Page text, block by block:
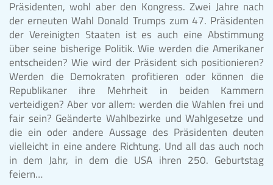
Präsidenten, wohl aber den Kongress. Zwei Jahre nach
der erneuten Wahl Donald Trumps zum 47. Präsidenten
der Vereinigten Staaten ist es auch eine Abstimmung
über seine bisherige Politik. Wie werden die Amerikaner
entscheiden? Wie wird der Präsident sich positionieren?
Werden die Demokraten profitieren oder können die
Republikaner ihre Mehrheit in beiden Kammern
verteidigen? Aber vor allem: werden die Wahlen frei und
fair sein? Geänderte Wahlbezirke und Wahlgesetze und
die ein oder andere Aussage des Präsidenten deuten
vielleicht in eine andere Richtung. Und all das auch noch
in dem Jahr, in dem die USA ihren 250. Geburtstag
feiern…